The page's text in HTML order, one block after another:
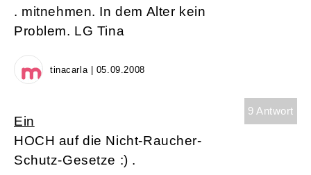
. mitnehmen. In dem Alter kein
Problem. LG Tina
tinacarla | 05.09.2008
9 Antwort
Ein
HOCH auf die Nicht-Raucher-
Schutz-Gesetze :) .